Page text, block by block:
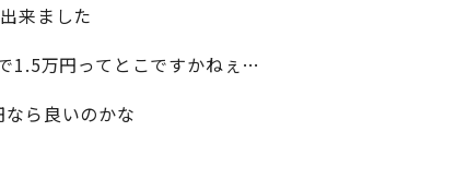
来ました
1.5万円ってとこですかねぇ…
ら良いのかな